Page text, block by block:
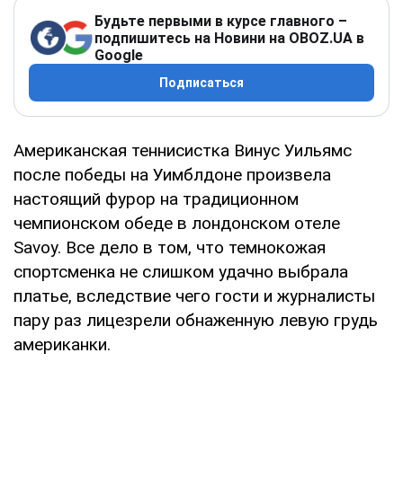
Будьте первыми в курсе главного –
подпишитесь на Новини на OBOZ.UA в
Google
Подписаться
Американская теннисистка Винус Уильямс
после победы на Уимблдоне произвела
настоящий фурор на традиционном
чемпионском обеде в лондонском отеле
Savoy. Все дело в том, что темнокожая
спортсменка не слишком удачно выбрала
платье, вследствие чего гости и журналисты
пару раз лицезрели обнаженную левую грудь
американки.